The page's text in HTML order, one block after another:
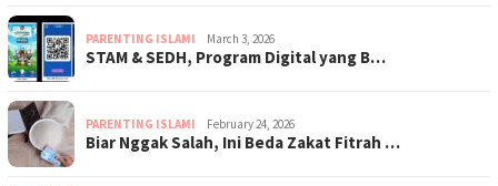
PARENTING ISLAMI March 3, 2026
STAM & SEDH, Program Digital yang B…
PARENTING ISLAMI February 24, 2026
Biar Nggak Salah, Ini Beda Zakat Fitrah …